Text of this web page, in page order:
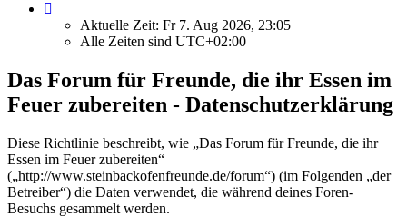
Aktuelle Zeit: Fr 7. Aug 2026, 23:05
Alle Zeiten sind UTC+02:00
Das Forum für Freunde, die ihr Essen im
Feuer zubereiten - Datenschutzerklärung
Diese Richtlinie beschreibt, wie „Das Forum für Freunde, die ihr
Essen im Feuer zubereiten“
(„http://www.steinbackofenfreunde.de/forum“) (im Folgenden „der
Betreiber“) die Daten verwendet, die während deines Foren-
Besuchs gesammelt werden.